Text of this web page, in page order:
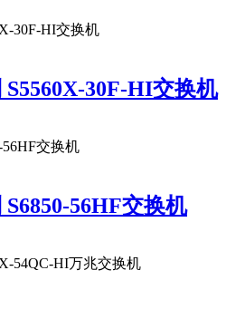
30F-HI交换机
56HF交换机